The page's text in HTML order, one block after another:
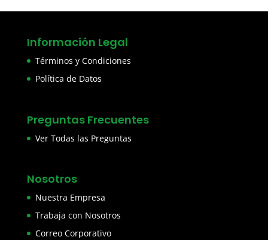
Información Legal
Términos y Condiciones
Política de Datos
Preguntas Frecuentes
Ver Todas las Preguntas
Nosotros
Nuestra Empresa
Trabaja con Nosotros
Correo Corporativo